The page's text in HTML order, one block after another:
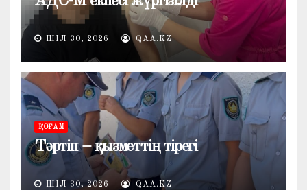
ШІЛ 30, 2026 QAA.KZ
ҚОҒАМ
Тәртіп – қызметтің тірегі
ШІЛ 30, 2026 QAA.KZ